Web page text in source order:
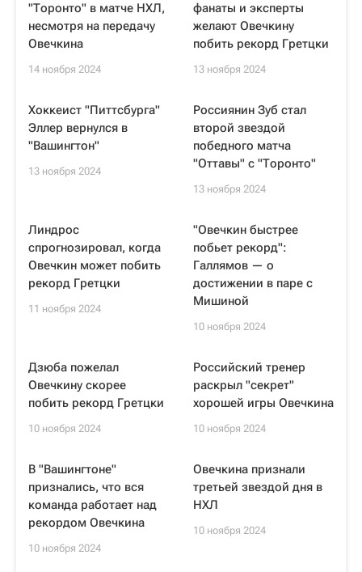
"Торонто" в матче НХЛ,
несмотря на передачу
Овечкина
14 ноября 2024
фанаты и эксперты
желают Овечкину
побить рекорд Гретцки
13 ноября 2024
Хоккеист "Питтсбурга"
Эллер вернулся в
"Вашингтон"
13 ноября 2024
Россиянин Зуб стал
второй звездой
победного матча
"Оттавы" с "Торонто"
13 ноября 2024
Линдрос
спрогнозировал, когда
Овечкин может побить
рекорд Гретцки
11 ноября 2024
"Овечкин быстрее
побьет рекорд":
Галлямов — о
достижении в паре с
Мишиной
10 ноября 2024
Дзюба пожелал
Овечкину скорее
побить рекорд Гретцки
10 ноября 2024
Российский тренер
раскрыл "секрет"
хорошей игры Овечкина
10 ноября 2024
В "Вашингтоне"
признались, что вся
команда работает над
рекордом Овечкина
10 ноября 2024
Овечкина признали
третьей звездой дня в
НХЛ
10 ноября 2024